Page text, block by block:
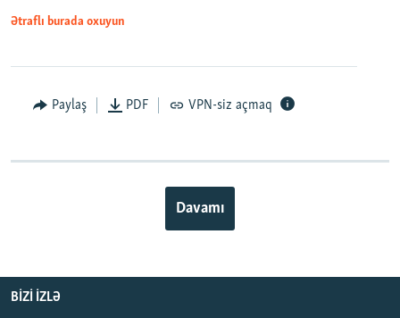
Ətraflı burada oxuyun
Paylaş PDF VPN-siz açmaq
Davamı
BIZI IZLƏ